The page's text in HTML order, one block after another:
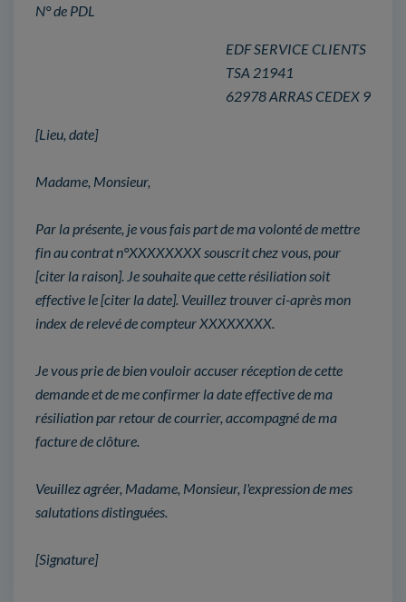
N° de PDL
EDF SERVICE CLIENTS
TSA 21941
62978 ARRAS CEDEX 9
[Lieu, date]
Madame, Monsieur,
Par la présente, je vous fais part de ma volonté de mettre
fin au contrat n°XXXXXXXX souscrit chez vous, pour
[citer la raison]. Je souhaite que cette résiliation soit
effective le [citer la date]. Veuillez trouver ci-après mon
index de relevé de compteur XXXXXXXX.
Je vous prie de bien vouloir accuser réception de cette
demande et de me confirmer la date effective de ma
résiliation par retour de courrier, accompagné de ma
facture de clôture.
Veuillez agréer, Madame, Monsieur, l'expression de mes
salutations distinguées.
[Signature]